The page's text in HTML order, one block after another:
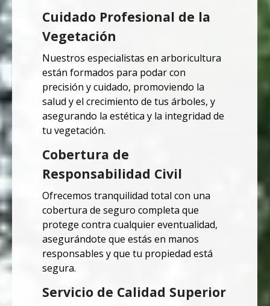
Cuidado Profesional de la
Vegetación
Nuestros especialistas en arboricultura
están formados para podar con
precisión y cuidado, promoviendo la
salud y el crecimiento de tus árboles, y
asegurando la estética y la integridad de
tu vegetación.
Cobertura de
Responsabilidad Civil
Ofrecemos tranquilidad total con una
cobertura de seguro completa que
protege contra cualquier eventualidad,
asegurándote que estás en manos
responsables y que tu propiedad está
segura.
Servicio de Calidad Superior